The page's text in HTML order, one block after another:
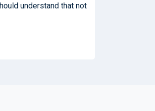
understand that not